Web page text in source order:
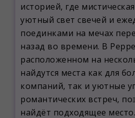
историей, где
уютный свет свечей и
поединками на мечах
назад во времени. В
расположенном на
найдутся места как для
компаний, так и уютные
романтических встреч,
найдёт подходящее место.